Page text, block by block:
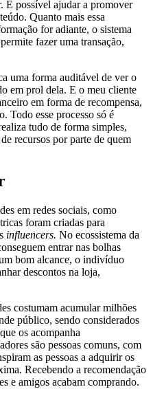
É possível ajudar a promover
Quanto mais essa
for adiante, o sistema
fazer uma transação,
uma forma auditável de ver o
em prol dela. E o meu cliente
em forma de recompensa,
Todo esse processo só é
tudo de forma simples,
recursos por parte de quem
em redes sociais, como
foram criadas para
influencers. No ecossistema da
entrar nas bolhas
bom alcance, o indivíduo
descontos na loja,
costumam acumular milhões
público, sendo considerados
os acompanha
são pessoas comuns, com
as pessoas a adquirir os
Recebendo a recomendação
e amigos acabam comprando.